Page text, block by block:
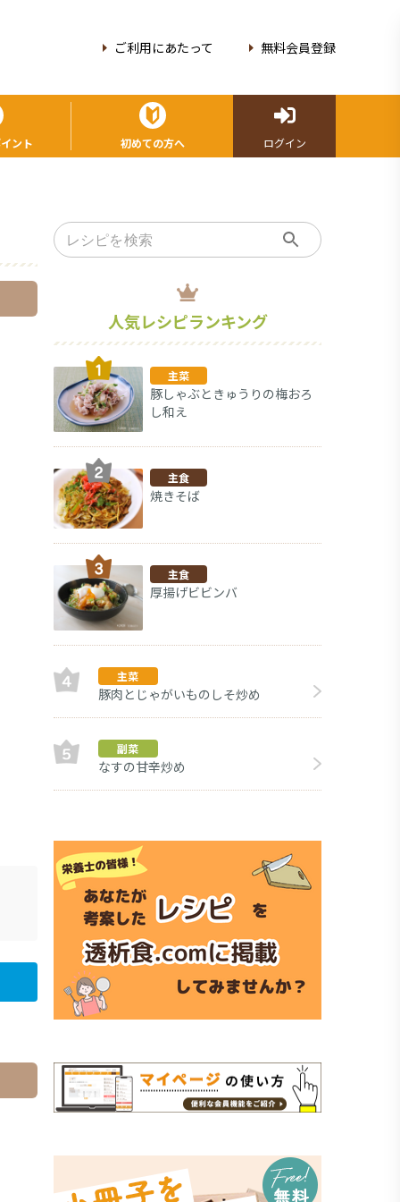
ご利用にあたって 無料会員登録
ント 初めての方へ ログイン
人気レシピランキング
主菜
豚しゃぶときゅうりの梅おろ
し和え
主食
焼きそば
主食
厚揚げビビンバ
主菜
豚肉とじゃがいものしそ炒め
副菜
なすの甘辛炒め